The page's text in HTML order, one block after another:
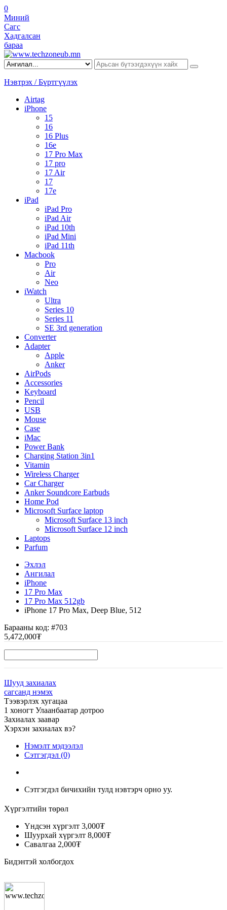
0
Миний
Сагс
Хадгалсан
бараа
Нэвтрэх / Бүртгүүлэх
Airtag
iPhone
15
16
16 Plus
16e
17 Pro Max
17 pro
17 Air
17
17e
iPad
iPad Pro
iPad Air
iPad 10th
iPad Mini
iPad 11th
Macbook
Pro
Air
Neo
iWatch
Ultra
Series 10
Series 11
SE 3rd generation
Converter
Adapter
Apple
Anker
AirPods
Accessories
Keyboard
Pencil
USB
Mouse
Case
iMac
Power Bank
Charging Station 3in1
Vitamin
Wireless Charger
Car Charger
Anker Soundcore Earbuds
Home Pod
Microsoft Surface laptop
Microsoft Surface 13 inch
Microsoft Surface 12 inch
Laptops
Parfum
Эхлэл
Ангилал
iPhone
17 Pro Max
17 Pro Max 512gb
iPhone 17 Pro Max, Deep Blue, 512
Барааны код: #703
5,472,000₮
Шууд захиалах
сагсанд нэмэх
Тээвэрлэх хугацаа
1 хоногт Улаанбаатар дотроо
Захиалах заавар
Хэрхэн захиалах вэ?
Нэмэлт мэдээлэл
Сэтгэгдэл (0)
Сэтгэгдэл бичихийн тулд нэвтэрч орно уу.
Хүргэлтийн төрөл
Үндсэн хүргэлт 3,000₮
Шуурхай хүргэлт 8,000₮
Савалгаа 2,000₮
Бидэнтэй холбогдох